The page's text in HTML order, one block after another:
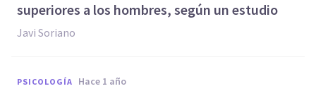
superiores a los hombres, según un estudio
Javi Soriano
PSICOLOGÍA hace 1 año